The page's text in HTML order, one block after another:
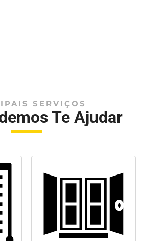
SERVIÇOS
Te Ajudar